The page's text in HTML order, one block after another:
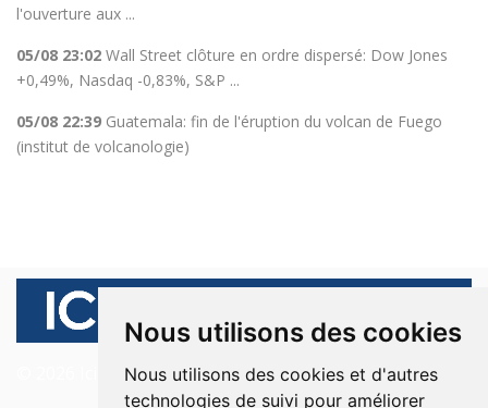
Nous utilisons des cookies
Nous utilisons des cookies et d'autres
technologies de suivi pour améliorer
l'ouverture aux ...
05/08 23:02 Wall Street clôture en ordre dispersé: Dow Jones
+0,49%, Nasdaq -0,83%, S&P ...
05/08 22:39 Guatemala: fin de l'éruption du volcan de Fuego
(institut de volcanologie)
© 2026 Ici Beyrouth. Tous les droits sont réservés.